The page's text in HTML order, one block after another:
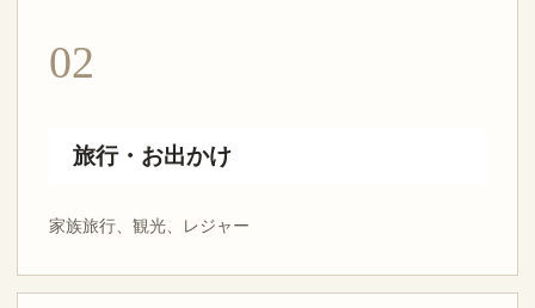
02
旅行・お出かけ
家族旅行、観光、レジャー